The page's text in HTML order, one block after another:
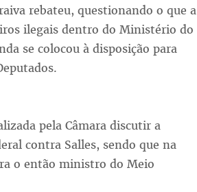
rebateu, questionando o que a
ilegais dentro do Ministério do
se colocou à disposição para
pela Câmara discutir a
contra Salles, sendo que na
o então ministro do Meio